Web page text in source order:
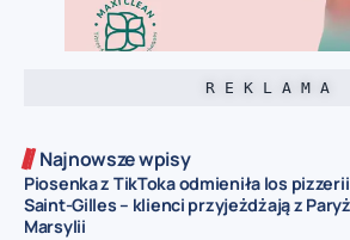
R E K L A M A
Najnowsze wpisy
Piosenka z TikToka odmieniła los
Saint-Gilles – klienci przyjeżdżają z
Marsylii